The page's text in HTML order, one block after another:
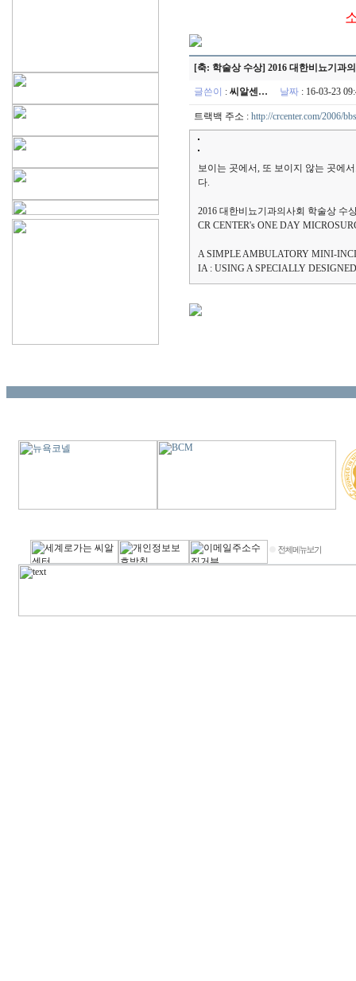
[축: 학술상 수상] 2016 대한비뇨기과
글쓴이 : 씨알센… 날짜 : 16-03-23
트랙백 주소 : http://crcenter.com/2006/
보이는 곳에서, 또 보이지 않는 곳에
다.
2016 대한비뇨기과의사회 학술상 수
CR CENTER's ONE DAY
A SIMPLE AMBULATORY MINI-
IA : USING A SPECIALLY